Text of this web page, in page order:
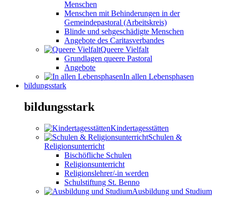
Menschen
Menschen mit Behinderungen in der
Gemeindepastoral (Arbeitskreis)
Blinde und sehgeschädigte Menschen
Angebote des Caritasverbandes
Queere Vielfalt
Grundlagen queere Pastoral
Angebote
In allen Lebensphasen
bildungsstark
bildungsstark
Kindertagesstätten
Schulen &
Religionsunterricht
Bischöfliche Schulen
Religionsunterricht
Religionslehrer/-in werden
Schulstiftung St. Benno
Ausbildung und Studium